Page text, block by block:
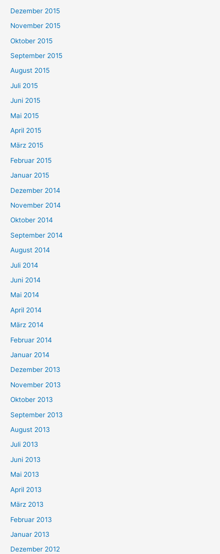
Dezember 2015
November 2015
Oktober 2015
September 2015
August 2015
Juli 2015
Juni 2015
Mai 2015
April 2015
März 2015
Februar 2015
Januar 2015
Dezember 2014
November 2014
Oktober 2014
September 2014
August 2014
Juli 2014
Juni 2014
Mai 2014
April 2014
März 2014
Februar 2014
Januar 2014
Dezember 2013
November 2013
Oktober 2013
September 2013
August 2013
Juli 2013
Juni 2013
Mai 2013
April 2013
März 2013
Februar 2013
Januar 2013
Dezember 2012